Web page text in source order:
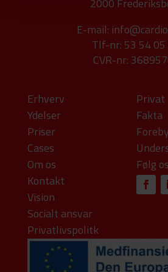
2000
E-mail:
Tlf-nr: 53 54 05
CVR-nr:
Erhverv
Ydelser
Priser
Cases
Privat
Fakta
Om os
Kontakt
Vision
Socialt ansvar
Privatlivspolitk
Følg os